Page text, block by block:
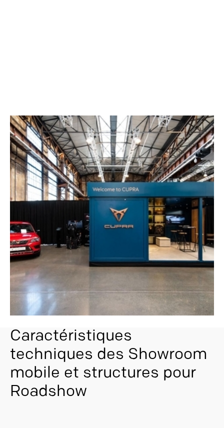
Caractéristiques
techniques des Showroom
mobile et structures pour
Roadshow